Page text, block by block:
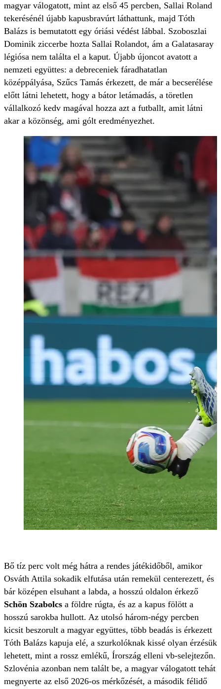
magyar válogatott, mint az első 45 percben, Sallai Roland
tekerésénél újabb kapusbravúrt láthattunk, majd Tóth
Balázs is bemutatott egy óriási védést lábbal. Szoboszlai
Dominik ziccerbe hozta Sallai Rolandot, ám a Galatasaray
légiósa nem találta el a kaput. Újabb újoncot avatott a
nemzeti együttes: a debreceniek fáradhatatlan
középpályása, Szűcs Tamás érkezett, de már a becserélése
előtt látni lehetett, hogy a bátor letámadás, a töretlen
vállalkozó kedv magával hozza azt a futballt, amit látni
akar a közönség, ami gólt eredményezhet.
Bő tíz perc volt még hátra a rendes játékidőből, amikor
Osváth Attila sokadik elfutása után remekül centerezett, és
bár középen elsuhant a labda, a hosszú oldalon érkező
Schön Szabolcs a földre rúgta, és az a kapus fölött a
hosszú sarokba hullott. Az utolsó három-négy percben
kicsit beszorult a magyar együttes, több beadás is érkezett
Tóth Balázs kapuja elé, a szurkolóknak kissé olyan érzésük
lehetett, mint a rossz emlékű, Írország elleni vb-selejtezőn.
Szlovénia azonban nem talált be, a magyar válogatott tehát
megnyerte az első 2026-os mérkőzését, a második félidő